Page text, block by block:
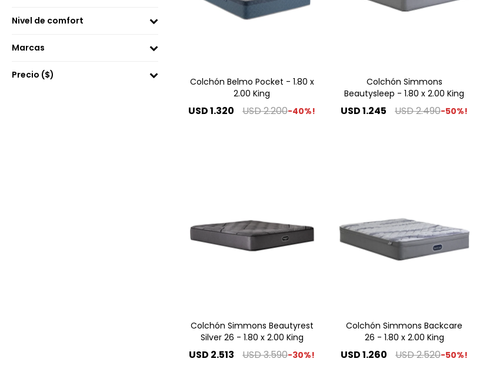
Colchón Belmo Pocket - 1.80 x
2.00 King
USD1.320 USD2.200 40
Colchón Simmons
Beautysleep - 1.80 x 2.00 King
USD1.245 USD2.490 50
Colchón Simmons Beautyrest
Silver 26 - 1.80 x 2.00 King
USD 2.513 USD3.590 30
Colchón Simmons Backcare
26 - 1.80 x 2.00 King
USD1.260 USD2.520 50
Marcas
Precio ($)
Nivel de comfort